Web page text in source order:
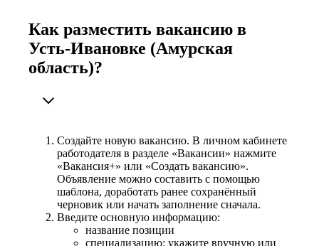
Как разместить вакансию в
Усть-Ивановке (Амурская
область)?
Создайте новую вакансию. В личном кабинете
работодателя в разделе «Вакансии» нажмите
«Вакансия+» или «Создать вакансию».
Объявление можно составить с помощью
шаблона, доработать ранее сохранённый
черновик или начать заполнение сначала.
Введите основную информацию:
название позиции
специализацию: укажите вручную или